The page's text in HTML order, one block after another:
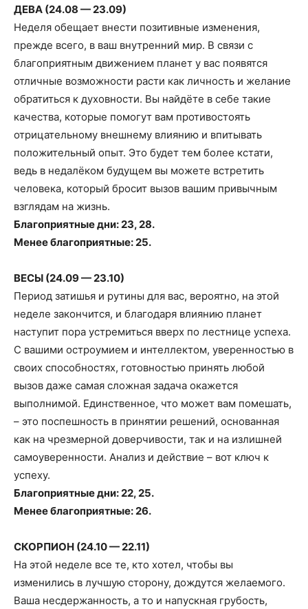
ДЕВА (24.08 — 23.09)
Неделя обещает внести позитивные изменения,
прежде всего, в ваш внутренний мир. В связи с
благоприятным движением планет у вас появятся
отличные возможности расти как личность и желание
обратиться к духовности. Вы найдёте в себе такие
качества, которые помогут вам противостоять
отрицательному внешнему влиянию и впитывать
положительный опыт. Это будет тем более кстати,
ведь в недалёком будущем вы можете встретить
человека, который бросит вызов вашим привычным
взглядам на жизнь.
Благоприятные дни: 23, 28.
Менее благоприятные: 25.
ВЕСЫ (24.09 — 23.10)
Период затишья и рутины для вас, вероятно, на этой
неделе закончится, и благодаря влиянию планет
наступит пора устремиться вверх по лестнице успеха.
С вашими остроумием и интеллектом, уверенностью в
своих способностях, готовностью принять любой
вызов даже самая сложная задача окажется
выполнимой. Единственное, что может вам помешать,
– это поспешность в принятии решений, основанная
как на чрезмерной доверчивости, так и на излишней
самоуверенности. Анализ и действие – вот ключ к
успеху.
Благоприятные дни: 22, 25.
Менее благоприятные: 26.
СКОРПИОН (24.10 — 22.11)
На этой неделе все те, кто хотел, чтобы вы
изменились в лучшую сторону, дождутся желаемого.
Ваша несдержанность, а то и напускная грубость,